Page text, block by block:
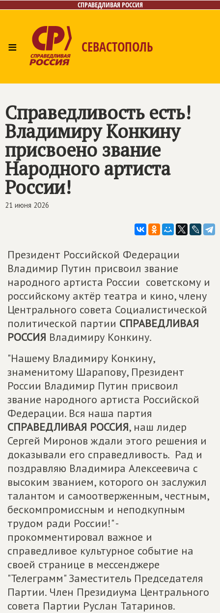
СПРАВЕДЛИВАЯ РОССИЯ
≡ СЕВАСТОПОЛЬ
Справедливость есть!
Владимиру Конкину
присвоено звание
Народного артиста
России!
21 июня 2026
Президент Российской Федерации
Владимир Путин присвоил звание
народного артиста России советскому и
российскому актёр театра и кино, члену
Центрального совета Социалистической
политической партии СПРАВЕДЛИВАЯ
РОССИЯ Владимиру Конкину.
"Нашему Владимиру Конкину,
знаменитому Шарапову, Президент
России Владимир Путин присвоил
звание народного артиста Российской
Федерации. Вся наша партия
СПРАВЕДЛИВАЯ РОССИЯ, наш лидер
Сергей Миронов ждали этого решения и
доказывали его справедливость. Рад и
поздравляю Владимира Алексеевича с
высоким званием, которого он заслужил
талантом и самоотверженным, честным,
бескомпромиссным и неподкупным
трудом ради России!" -
прокомментировал важное и
справедливое культурное событие на
своей странице в мессенджере
"Телеграмм" Заместитель Председателя
Партии. Член Президиума Центрального
совета Партии Руслан Татаринов.